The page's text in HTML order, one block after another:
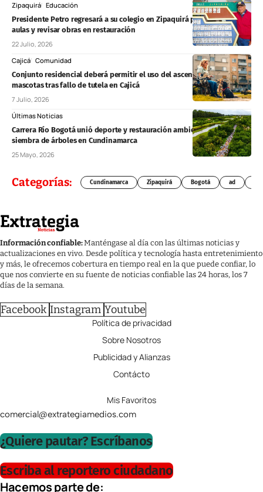
Zipaquirá Educación
Presidente Petro regresará a su colegio en Zipaquirá para entregar
aulas y revisar obras en restauración
22 Julio, 2026
Cajicá Comunidad
Conjunto residencial deberá permitir el uso del ascensor con
mascotas tras fallo de tutela en Cajicá
7 Julio, 2026
Últimas Noticias
Carrera Río Bogotá unió deporte y restauración ambiental con
siembra de árboles en Cundinamarca
25 Mayo, 2026
Categorías: Cundinamarca Zipaquirá Bogotá ad
Información confiable:Manténgase al día con las últimas noticias y
actualizaciones en vivo. Desde política y tecnología hasta entretenimiento
y más, le ofrecemos cobertura en tiempo real en la que puede confiar, lo
que nos convierte en su fuente de noticias confiable las 24 horas, los 7
días de la semana.
Facebook Instagram Youtube
Política de privacidad
Sobre Nosotros
Publicidad y Alianzas
Contácto
Mis Favoritos
comercial@extrategiamedios.com
¿Quiere pautar? Escríbanos
Escriba al reportero ciudadano
Hacemos parte de: